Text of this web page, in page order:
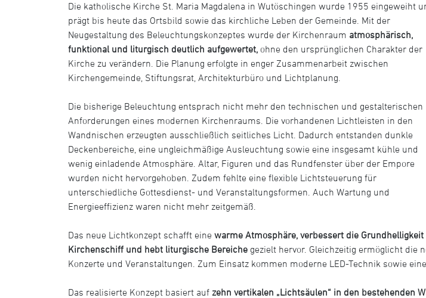
Die katholische Kirche St. Maria Magdalena in Wutöschingen wurde 1955 eingeweiht
prägt bis heute das Ortsbild sowie das kirchliche Leben der Gemeinde. Mit der
Neugestaltung des Beleuchtungskonzeptes wurde der Kirchenraum atmosphärisch,
funktional und liturgisch deutlich aufgewertet, ohne den ursprünglichen Charakter der
Kirche zu verändern. Die Planung erfolgte in enger Zusammenarbeit zwischen
Kirchengemeinde, Stiftungsrat, Architekturbüro und Lichtplanung.
Die bisherige Beleuchtung entsprach nicht mehr den technischen und gestalterischen
Anforderungen eines modernen Kirchenraums. Die vorhandenen Lichtleisten in den
Wandnischen erzeugten ausschließlich seitliches Licht. Dadurch entstanden dunkle
Deckenbereiche, eine ungleichmäßige Ausleuchtung sowie eine insgesamt kühle und
wenig einladende Atmosphäre. Altar, Figuren und das Rundfenster über der Empore
wurden nicht hervorgehoben. Zudem fehlte eine flexible Lichtsteuerung für
unterschiedliche Gottesdienst- und Veranstaltungsformen. Auch Wartung und
Energieeffizienz waren nicht mehr zeitgemäß.
Das neue Lichtkonzept schafft eine warme Atmosphäre, verbessert die Grundhelligkeit
Kirchenschiff und hebt liturgische Bereiche gezielt hervor. Gleichzeitig ermöglicht die
Konzerte und Veranstaltungen. Zum Einsatz kommen moderne LED-Technik sowie
Das realisierte Konzept basiert auf zehn vertikalen „Lichtsäulen“ in den bestehenden